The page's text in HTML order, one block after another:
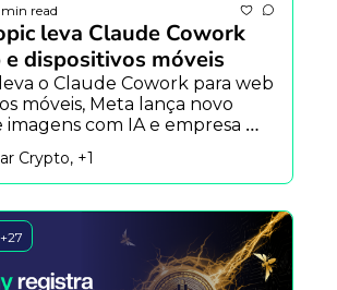
read
leva Claude Cowork
e dispositivos móveis
o Claude Cowork para web
móveis, Meta lança novo
com IA e empresa
oculto do Claude Code
Crypto, +1
+27